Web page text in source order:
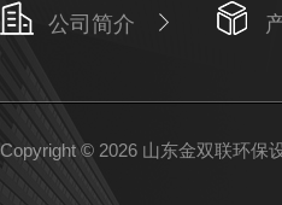
公司简介
Copyright © 2026 山东金双联环保